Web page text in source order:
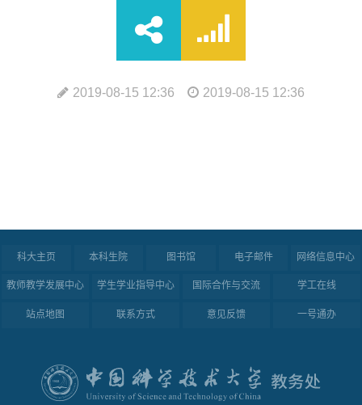
2019-08-15 12:36 2019-08-15 12:36
科大主页 本科生院 图书馆 电子邮件 网络信息中心
教师教学发展中心 学生学业指导中心 国际合作与交流 学工在线
站点地图 联系方式 意见反馈 一号通办